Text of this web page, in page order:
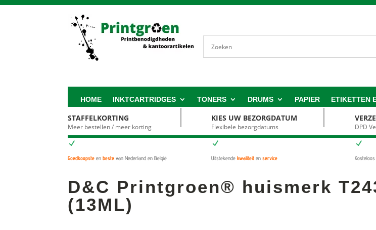
HOME INKTCARTRIDGES TONERS DRUMS PAPIER ETIKETTEN
STAFFELKORTING
Meer bestellen / meer korting
KIES UW BEZORGDATUM
Flexibele bezorgdatums DPD
N
Goedkoopste enbeste van Nederland en België
N
Uitstekendekwaliteiten service
N
Kosteloos
D&C Printgroen® huismerk
(13ML)